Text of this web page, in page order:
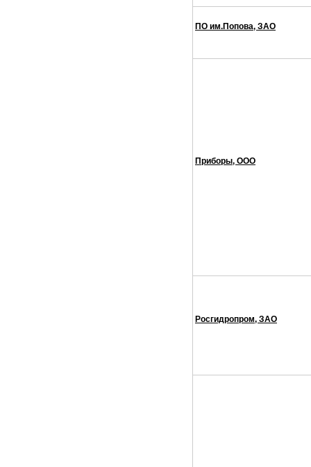
ПО им.Попова, ЗАО
Приборы, ООО
Росгидропром, ЗАО